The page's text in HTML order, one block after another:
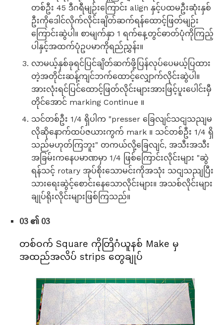
တစ်ဦး 45 ဒီဂရီမျဉ်းကြောင်း align နှင့်ပထမဦးဆုံးနှစ်
ဦးကိုဒေါင်လိုက်လိုင်းချိတ်ဆက်ရန်ထောင့်ဖြတ်မျဉ်း
ကြောင်းဆွဲပါ။ စာမျက်နှာ 1 ရက်နေ့တွင်ဓာတ်ပုံကိုကြည့်
ပါနှင့်အထက်ပုံဥပမာကိုရည်ညွှန်း။
လာမယ့်နှစ်ခုရင်ပြင်ချိတ်ဆက်ဖို့ပြန်လုပ်ပေမယ့်ပြထား
တဲ့အတိုင်းဆန့်ကျင်ဘက်ထောင့်လျှောက်လိုင်းဆွဲပါ။
အားလုံးရင်ပြင်ထောင့်ဖြတ်လိုင်းများအားဖြင့်ပူးပေါင်းမှီ
တိုင်အောင် marking Continue ။
သင်တစ်ဦး 1/4 ရှိပါက "presser ခြေလျင်သငျသညျမ
လိုဆိုနောက်ထပ်ဇယားကွက် mark ။ သင်တစ်ဦး 1/4 ရှိ
သည်မဟုတ်ကြဘူး" တကယ်လို့ခြေလျင်, အသီးအသီး
အခြမ်းကနေပမာဏမှာ 1/4 ဖြစ်ကြောင်းလိုင်းများ "ဆွဲ
ရန်သင့် rotary အုပ်စိုးသောမင်းကိုအသုံး သငျသညျပြီး
သားရေးဆွဲင့်စောင်းနေသောလိုင်းများ။ အသစ်လိုင်းများ
ချုပ်ရိုးလိုင်းများဖြစ်ကြသည်။
03 ၏ 03
တစ်ဝက် Square ကိုတြိဂံယူနစ် Make မှ
အထည်အလိပ် strips တွေချုပ်